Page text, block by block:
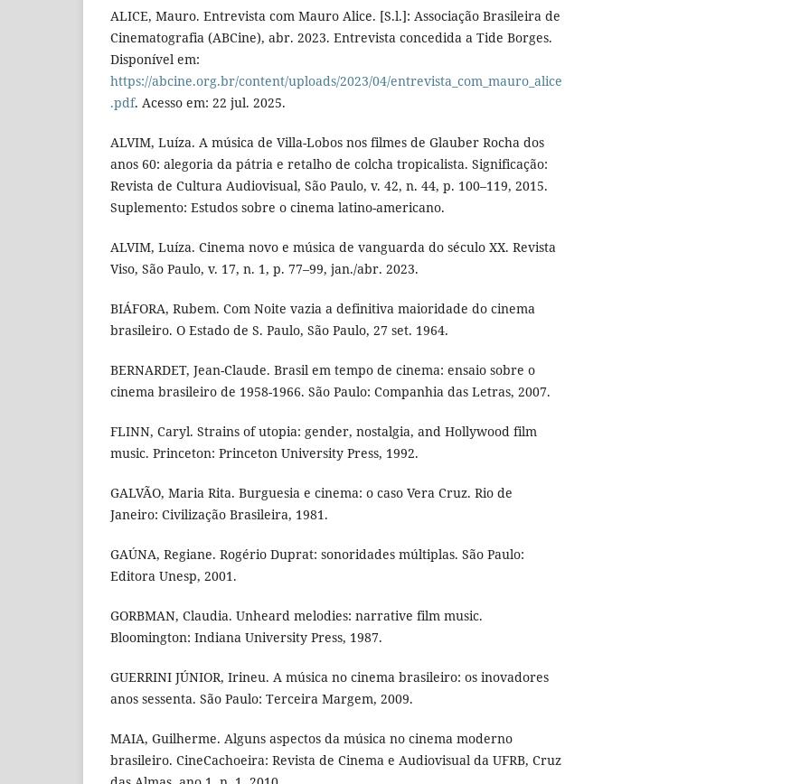
ALICE, Mauro. Entrevista com Mauro Alice. [S.l.]: Associação Brasileira de
Cinematografia (ABCine), abr. 2023. Entrevista concedida a Tide Borges.
Disponível em:
https://abcine.org.br/content/uploads/2023/04/entrevista_com_mauro_alice
.pdf. Acesso em: 22 jul. 2025.
ALVIM, Luíza. A música de Villa-Lobos nos filmes de Glauber Rocha dos
anos 60: alegoria da pátria e retalho de colcha tropicalista. Significação:
Revista de Cultura Audiovisual, São Paulo, v. 42, n. 44, p. 100–119, 2015.
Suplemento: Estudos sobre o cinema latino-americano.
ALVIM, Luíza. Cinema novo e música de vanguarda do século XX. Revista
Viso, São Paulo, v. 17, n. 1, p. 77–99, jan./abr. 2023.
BIÁFORA, Rubem. Com Noite vazia a definitiva maioridade do cinema
brasileiro. O Estado de S. Paulo, São Paulo, 27 set. 1964.
BERNARDET, Jean-Claude. Brasil em tempo de cinema: ensaio sobre o
cinema brasileiro de 1958-1966. São Paulo: Companhia das Letras, 2007.
FLINN, Caryl. Strains of utopia: gender, nostalgia, and Hollywood film
music. Princeton: Princeton University Press, 1992.
GALVÃO, Maria Rita. Burguesia e cinema: o caso Vera Cruz. Rio de
Janeiro: Civilização Brasileira, 1981.
GAÚNA, Regiane. Rogério Duprat: sonoridades múltiplas. São Paulo:
Editora Unesp, 2001.
GORBMAN, Claudia. Unheard melodies: narrative film music.
Bloomington: Indiana University Press, 1987.
GUERRINI JÚNIOR, Irineu. A música no cinema brasileiro: os inovadores
anos sessenta. São Paulo: Terceira Margem, 2009.
MAIA, Guilherme. Alguns aspectos da música no cinema moderno
brasileiro. CineCachoeira: Revista de Cinema e Audiovisual da UFRB, Cruz